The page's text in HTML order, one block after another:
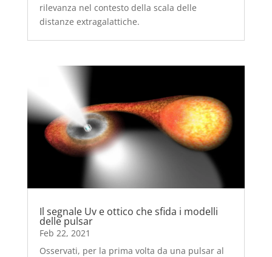
rilevanza nel contesto della scala delle
distanze extragalattiche.
Il segnale Uv e ottico che sfida i modelli
delle pulsar
Feb 22, 2021
Osservati, per la prima volta da una pulsar al